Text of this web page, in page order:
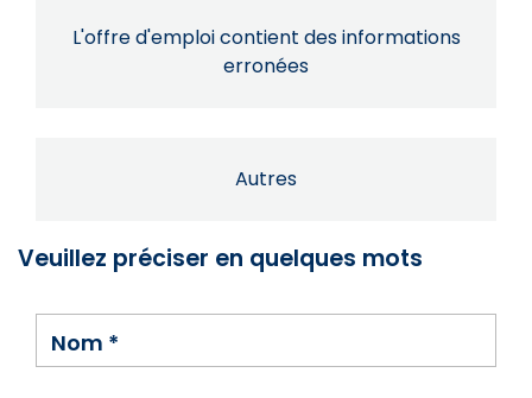
L'offre d'emploi contient des informations
erronées
Autres
Veuillez préciser en quelques mots
Nom *